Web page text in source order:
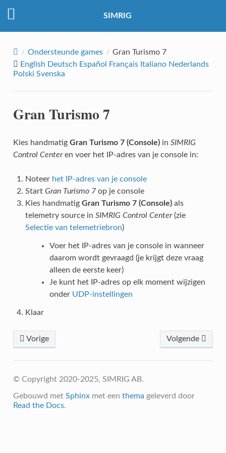
SIMRIG
Ondersteunde games
Gran Turismo 7
English Deutsch Español Français Italiano Nederlands
Polski Svenska
Gran Turismo 7
Kies handmatig Gran Turismo 7 (Console)in SIMRIG
Control Centeren voer het IP-adres van je console in:
Noteer het IP-adres van je console
Start Gran Turismo 7op je console
Kies handmatig Gran Turismo 7 (Console)als
telemetry source in SIMRIG Control Center(zie
Selectie van telemetriebron)
Voer het IP-adres van je console in wanneer
daarom wordt gevraagd (je krijgt deze vraag
alleen de eerste keer)
Je kunt het IP-adres op elk moment wijzigen
onder UDP-instellingen
Klaar
Vorige Volgende
© Copyright 2020-2025, SIMRIG AB.
Gebouwd met Sphinxmet een thema geleverd door
Read the Docs.